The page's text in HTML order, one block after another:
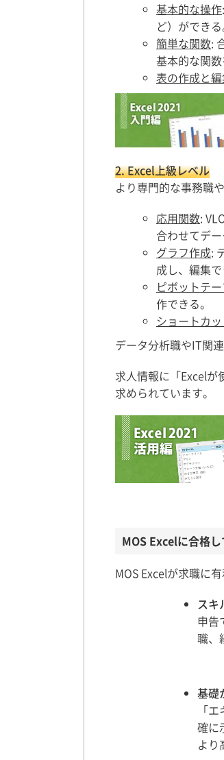
基本的な操作
ど）ができる
簡単な関数:
基本的な関
表の作成と
2. Excel上級レベル
より専門的な事務職
応用関数:
合わせてデー
グラフ作成:
成し、編集で
ピボットテ
作できる。
ショートカ
データ分析職やIT関
求人情報に「Excel
求められています。
MOS Excelに合格
MOS Excelが求職に
スキ
申告
職、
基礎
「
確に
より